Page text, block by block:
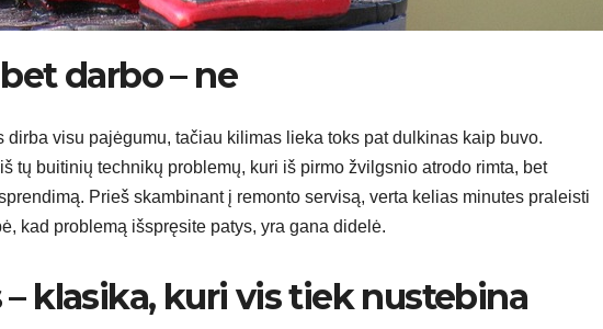
darbo – ne
visu pajėgumu, tačiau kilimas lieka toks pat dulkinas kaip buvo.
tų buitinių technikų problemų, kuri iš pirmo žvilgsnio atrodo rimta, bet
Prieš skambinant į remonto servisą, verta kelias minutes praleisti
kad problemą išspręsite patys, yra gana didelė.
– klasika, kuri vis tiek nustebina